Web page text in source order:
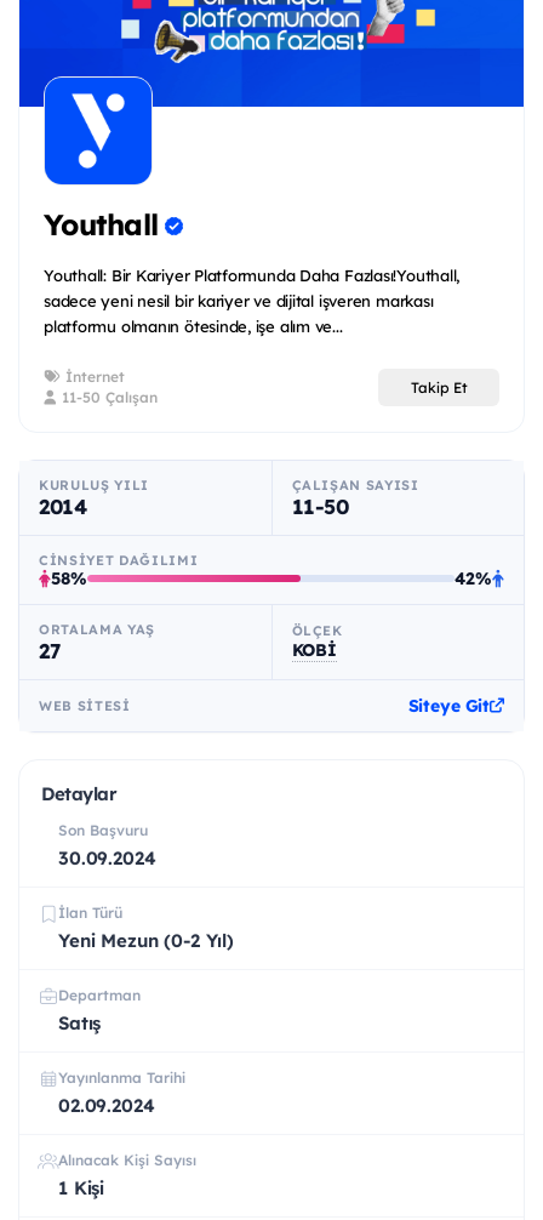
Youthall
Youthall: Bir Kariyer Platformunda Daha Fazlası!Youthall,
sadece yeni nesil bir kariyer ve dijital işveren markası
platformu olmanın ötesinde, işe alım ve...
İnternet
11-50 Çalışan
Takip Et
KURULUŞ YILI
2014
ÇALIŞAN SAYISI
11-50
CINSIYET DAĞILIMI
58% 42%
ORTALAMA YAŞ
27
ÖLÇEK
KOBİ
WEB SITESI Siteye Git
Detaylar
Son Başvuru
30.09.2024
İlan Türü
Yeni Mezun (0-2 Yıl)
Departman
Satış
Yayınlanma Tarihi
02.09.2024
Alınacak Kişi Sayısı
1 Kişi